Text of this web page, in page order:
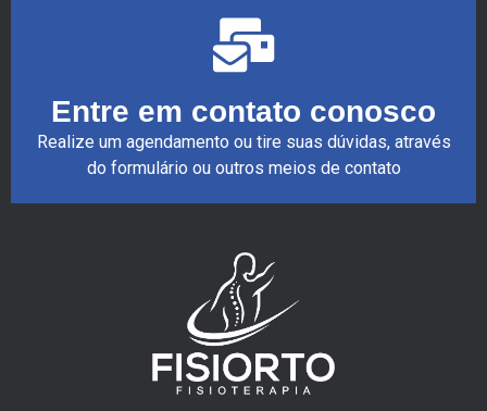
Entre em contato conosco
Realize um agendamento ou tire suas dúvidas, através
do formulário ou outros meios de contato